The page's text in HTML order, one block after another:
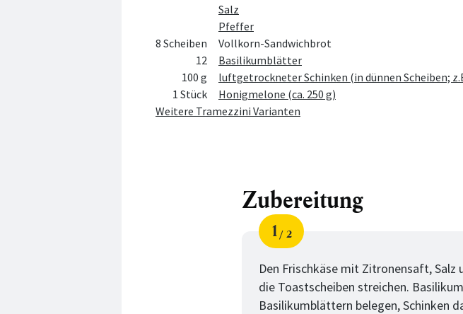
Salz
Pfeffer
8 Scheiben
Vollkorn-Sandwichbrot
12
Basilikumblätter
100 g
luftgetrockneter Schinken (in dünnen Scheiben;
1 Stück
Honigmelone (ca. 250 g)
Weitere Tramezzini Varianten
Zubereitung
Schritt
1
von
2
Den Frischkäse mit Zitronensaft,
die Toastscheiben streichen.
Basilikumblättern belegen, Schinken